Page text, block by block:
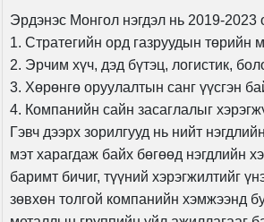
Эрдэнэс Монгол нэгдэл нь 2019-
1. Стратегийн орд газруудын төрийн
2. Эрчим хүч, дэд бүтэц, логистик,
3. Хөрөнгө оруулалтын санг үүсгэн
4. Компанийн сайн засаглалыг
Гэвч дээрх зорилгууд нь нийт
мэт харагдаж байх бөгөөд нэгдлийн
баримт бичиг, түүний хэрэгжилтийг
зөвхөн толгой компанийн хэмжээнд